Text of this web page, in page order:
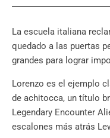
La escuela italiana
quedado a las puertas
grandes para lograr
Lorenzo es el ejemplo
de achitocca, un título
Legendary Encounter
escalones más atrás